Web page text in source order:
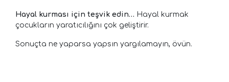
Hayal kurması için teşvik edin… Hayal kurmak
çocukların yaratıcılığını çok geliştirir.
Sonuçta ne yaparsa yapsın yargılamayın, övün.